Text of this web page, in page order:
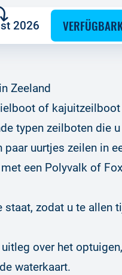
2026
Zeeland
of kajuitzeilboot
typen zeilboten die
paar uurtjes zeilen in
een Polyvalk of
staat, zodat u te allen
over het
waterkaart.